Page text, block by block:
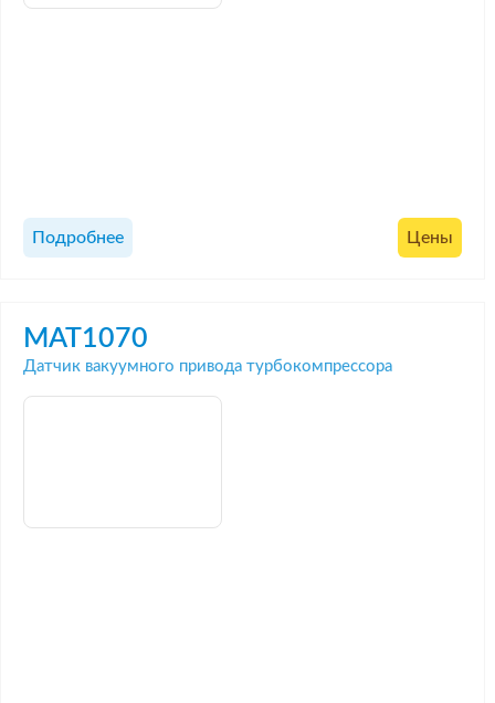
Подробнее Цены
MAT1070
Датчик вакуумного привода турбокомпрессора